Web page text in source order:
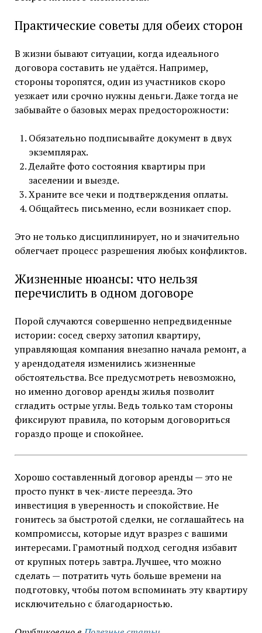
Практические советы для обеих сторон
В жизни бывают ситуации, когда идеального
договора составить не удаётся. Например,
стороны торопятся, один из участников скоро
уезжает или срочно нужны деньги. Даже тогда не
забывайте о базовых мерах предосторожности:
Обязательно подписывайте документ в двух
экземплярах.
Делайте фото состояния квартиры при
заселении и выезде.
Храните все чеки и подтверждения оплаты.
Общайтесь письменно, если возникает спор.
Это не только дисциплинирует, но и значительно
облегчает процесс разрешения любых конфликтов.
Жизненные нюансы: что нельзя
перечислить в одном договоре
Порой случаются совершенно непредвиденные
истории: сосед сверху затопил квартиру,
управляющая компания внезапно начала ремонт, а
у арендодателя изменились жизненные
обстоятельства. Все предусмотреть невозможно,
но именно договор аренды жилья позволит
сгладить острые углы. Ведь только там стороны
фиксируют правила, по которым договориться
гораздо проще и спокойнее.
Хорошо составленный договор аренды — это не
просто пункт в чек-листе переезда. Это
инвестиция в уверенность и спокойствие. Не
гонитесь за быстротой сделки, не соглашайтесь на
компромиссы, которые идут вразрез с вашими
интересами. Грамотный подход сегодня избавит
от крупных потерь завтра. Лучшее, что можно
сделать — потратить чуть больше времени на
подготовку, чтобы потом вспоминать эту квартиру
исключительно с благодарностью.